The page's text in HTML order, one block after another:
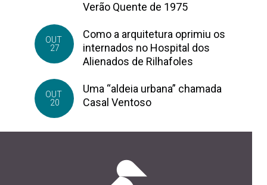
Verão Quente de 1975
OUT
27
Como a arquitetura oprimiu os
internados no Hospital dos
Alienados de Rilhafoles
OUT
20
Uma “aldeia urbana” chamada
Casal Ventoso